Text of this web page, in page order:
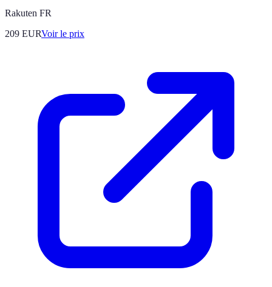
Rakuten FR
209 EURVoir le prix